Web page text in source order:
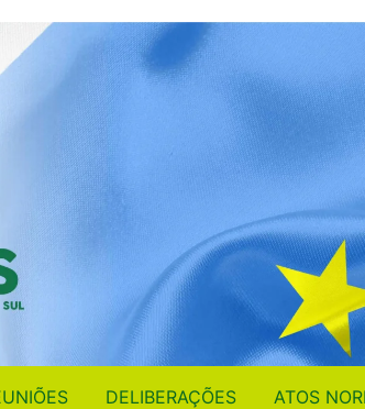
DELIBERAÇÕES ATOS